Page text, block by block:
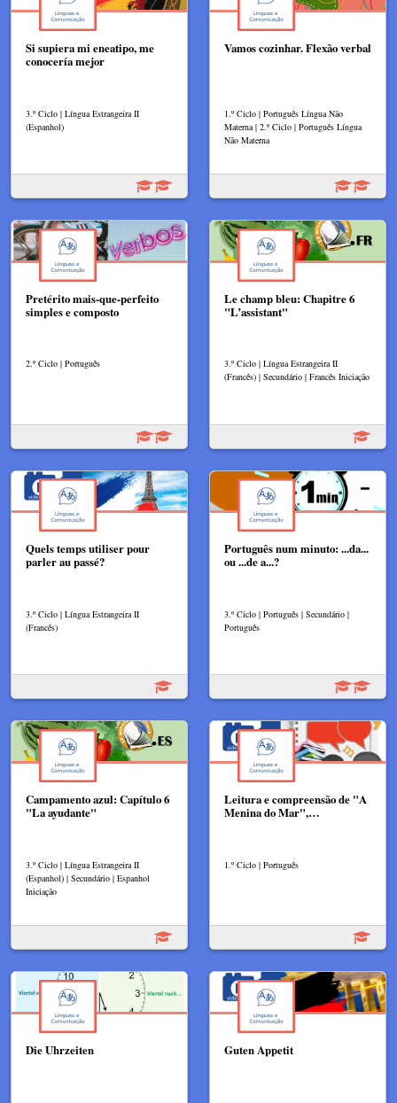
Si supiera mi eneatipo, me
conocería mejor
3.º Ciclo | Língua Estrangeira II
(Espanhol)
Vamos cozinhar. Flexão verbal
1.º Ciclo | Português Língua Não
Materna | 2.º Ciclo | Português Língua
Não Materna
Pretérito mais-que-perfeito
simples e composto
2.º Ciclo | Português
Le champ bleu: Chapitre 6
"L’assistant"
3.º Ciclo | Língua Estrangeira II
(Francês) | Secundário | Francês Iniciação
Quels temps utiliser pour
parler au passé?
3.º Ciclo | Língua Estrangeira II
(Francês)
Português num minuto: ...da...
ou ...de a...?
3.º Ciclo | Português | Secundário |
Português
Campamento azul: Capítulo 6
"La ayudante"
3.º Ciclo | Língua Estrangeira II
(Espanhol) | Secundário | Espanhol
Iniciação
Leitura e compreensão de "A
Menina do Mar",…
1.º Ciclo | Português
Die Uhrzeiten Guten Appetit